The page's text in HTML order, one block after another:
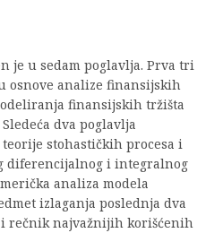
je u sedam poglavlja. Prva tri
osnove analize finansijskih
finansijskih tržišta
dva poglavlja
teorije stohastičkih procesa i
diferencijalnog i integralnog
analiza modela
izlaganja poslednja dva
rečnik najvažnijih korišćenih